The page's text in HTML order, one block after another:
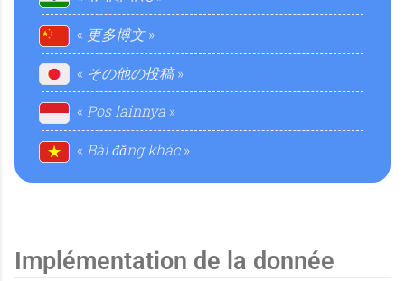
l
t
a
l
更多博文
その他の投稿
Pos lainnya
Bài đăng khác
Implémentation de la donnée